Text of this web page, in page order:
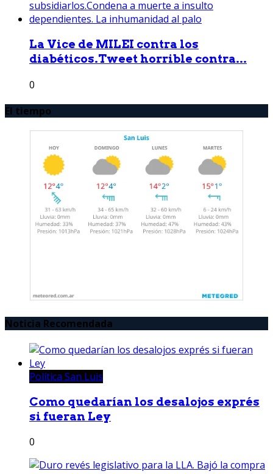
La Vice de MILEI contra los
diabéticos.Tweet horrible contra...
0
El tiempo
Noticia Recomendada
Política San Luis
Como quedarían los desalojos exprés
si fueran Ley
0